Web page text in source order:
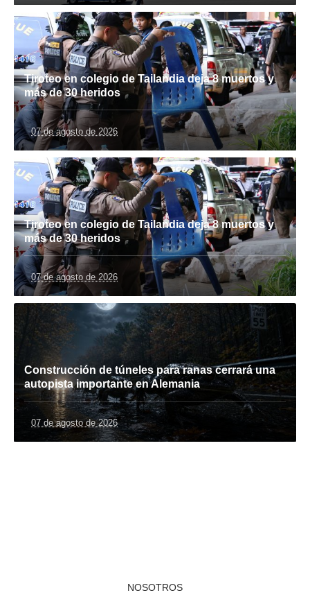
Tiroteo en colegio de Tailandia deja 8 muertos y
más de 30 heridos
07 de agosto de 2026
Tiroteo en colegio de Tailandia deja 8 muertos y
más de 30 heridos
07 de agosto de 2026
Construcción de túneles para ranas cerrará una
autopista importante en Alemania
07 de agosto de 2026
NOSOTROS